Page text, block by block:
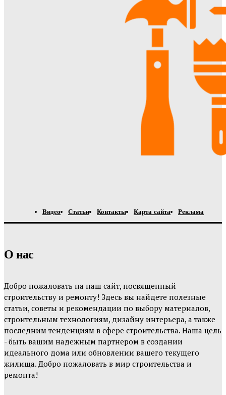
Видео Статьи Контакты Карта сайта Реклама
О нас
Добро пожаловать на наш сайт, посвященный
строительству и ремонту! Здесь вы найдете полезные
статьи, советы и рекомендации по выбору материалов,
строительным технологиям, дизайну интерьера, а также
последним тенденциям в сфере строительства. Наша цель
- быть вашим надежным партнером в создании
идеального дома или обновлении вашего текущего
жилища. Добро пожаловать в мир строительства и
ремонта!